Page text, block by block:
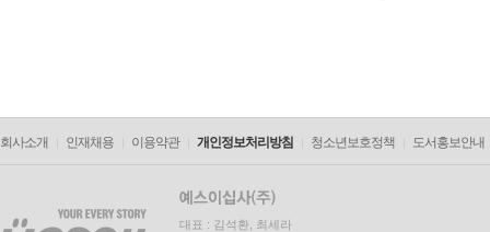
회사소개 인재채용 이용약관 개인정보처리방침 청소년보호정책 도서홍보안내
대표 : 김석환, 최세라